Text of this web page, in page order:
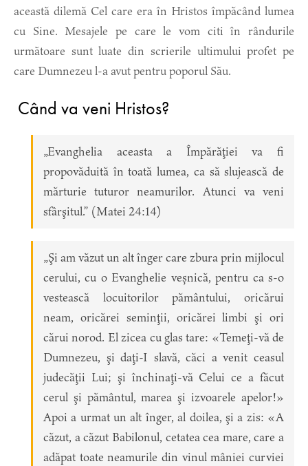
această dilemă Cel care era în Hristos împăcând lumea
cu Sine. Mesajele pe care le vom citi în rândurile
următoare sunt luate din scrierile ultimului profet pe
care Dumnezeu l-a avut pentru poporul Său.
Când va veni Hristos?
„Evanghelia aceasta a Împărăţiei va fi
propovăduită în toată lumea, ca să slujească de
mărturie tuturor neamurilor. Atunci va veni
sfârşitul.” (Matei 24:14)
„Şi am văzut un alt înger care zbura prin mijlocul
cerului, cu o Evanghelie veșnică, pentru ca s-o
vestească locuitorilor pământului, oricărui
neam, oricărei seminţii, oricărei limbi şi ori
cărui norod. El zicea cu glas tare: «Temeţi-vă de
Dumnezeu, şi daţi-I slavă, căci a venit ceasul
judecăţii Lui; şi închinaţi-vă Celui ce a făcut
cerul şi pământul, marea şi izvoarele apelor!»
Apoi a urmat un alt înger, al doilea, şi a zis: «A
căzut, a căzut Babilonul, cetatea cea mare, care a
adăpat toate neamurile din vinul mâniei curviei